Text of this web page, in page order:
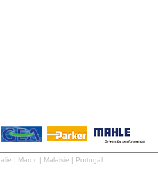
| Maroc | Malaisie | Portugal